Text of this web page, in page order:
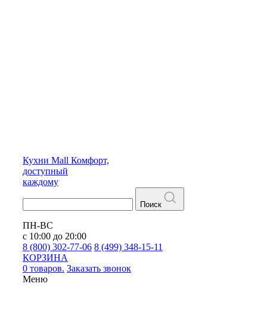
Кухни Mall Комфорт,
доступный
каждому
Поиск
ПН-ВС
с 10:00 до 20:00
8 (800) 302-77-06 8 (499) 348-15-11
КОРЗИНА
0 товаров. Заказать звонок
Меню